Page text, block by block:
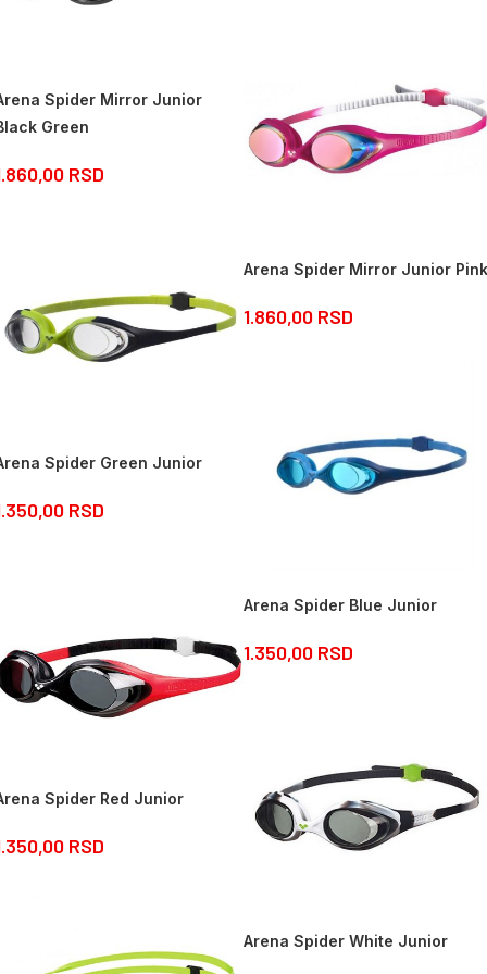
Spider Mirror Junior
Green
RSD
Arena Spider Mirror Junior Pink
1.860,00 RSD
Spider Green Junior
RSD
Arena Spider Blue Junior
1.350,00 RSD
Spider Red Junior
RSD
Arena Spider White Junior